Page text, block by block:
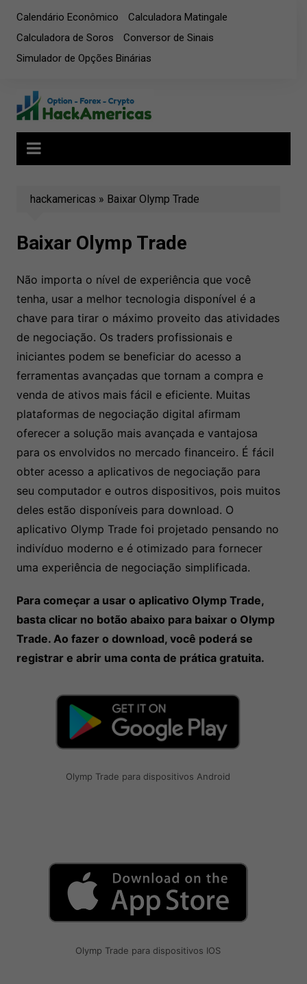
para
conteúdo
Calendário Econômico
Calculadora Matingale
Calculadora de Soros
Conversor de Sinais
Simulador de Opções Binárias
hackamericas » Baixar Olymp Trade
Baixar Olymp Trade
Não importa o nível de experiência que você
tenha, usar a melhor tecnologia disponível é a
chave para tirar o máximo proveito das atividades
de negociação. Os traders profissionais e
iniciantes podem se beneficiar do acesso a
ferramentas avançadas que tornam a compra e
venda de ativos mais fácil e eficiente. Muitas
plataformas de negociação digital afirmam
oferecer a solução mais avançada e vantajosa
para os envolvidos no mercado financeiro. É fácil
obter acesso a aplicativos de negociação para
seu computador e outros dispositivos, pois muitos
deles estão disponíveis para download. O
aplicativo Olymp Trade foi projetado pensando no
indivíduo moderno e é otimizado para fornecer
uma experiência de negociação simplificada.
Para começar a usar o aplicativo Olymp Trade,
basta clicar no botão abaixo para baixar o Olymp
Trade. Ao fazer o download, você poderá se
registrar e abrir uma conta de prática gratuita.
Olymp Trade para dispositivos Android
Olymp Trade para dispositivos IOS